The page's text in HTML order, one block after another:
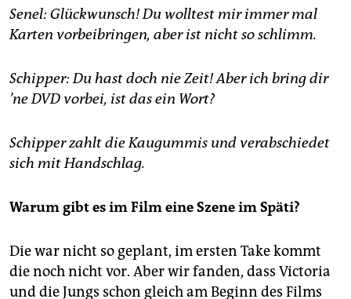
Senel: Glückwunsch! Du wolltest mir immer mal
Karten vorbeibringen, aber ist nicht so schlimm.
Schipper: Du hast doch nie Zeit! Aber ich bring dir
’ne DVD vorbei, ist das ein Wort?
Schipper zahlt die Kaugummis und verabschiedet
sich mit Handschlag.
Warum gibt es im Film eine Szene im Späti?
Die war nicht so geplant, im ersten Take kommt
die noch nicht vor. Aber wir fanden, dass Victoria
und die Jungs schon gleich am Beginn des Films